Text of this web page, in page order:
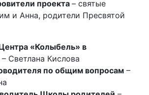
проекта– святые
и Анна, родители Пресвятой
«Колыбель» в
– Светлана Кислова
по общим вопросам –